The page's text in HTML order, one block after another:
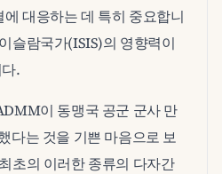
대응하는 데 특히 중요합니
슬람국가(ISIS)의 영향력이
.
이 동맹국 공군 군사 만
다는 것을 기쁜 마음으로 보
초의 이러한 종류의 다자간